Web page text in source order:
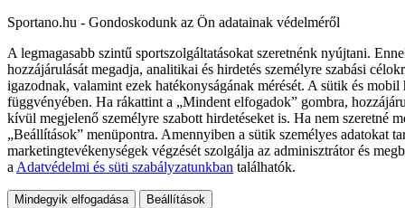
Sportano.hu - Gondoskodunk az Ön adatainak védelméről
A legmagasabb szintű sportszolgáltatásokat szeretnénk nyújtani.
hozzájárulását megadja, analitikai és hirdetés személyre szabási
igazodnak, valamint ezek hatékonyságának mérését. A sütik és
függvényében. Ha rákattint a „Mindent elfogadok” gombra,
kívül megjelenő személyre szabott hirdetéseket is. Ha nem szeretné
„Beállítások” menüpontra. Amennyiben a sütik személyes adatokat
marketingtevékenységek végzését szolgálja az adminisztrátor és
a Adatvédelmi és süti szabályzatunkban találhatók.
Mindegyik elfogadása Beállítások